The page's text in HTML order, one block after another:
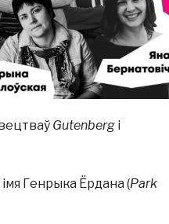
Gutenbergі
Генрыка Ёрдана (Park